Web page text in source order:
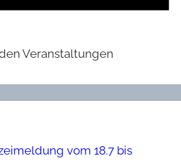
Veranstaltungen
vom 18.7 bis